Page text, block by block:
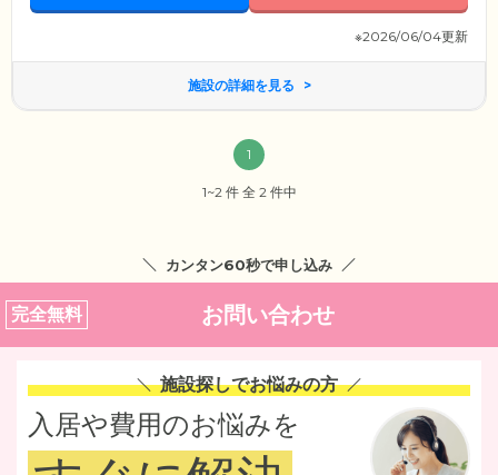
※2026/06/04更新
施設の詳細を見る
1
1~2 件 全 2 件中
カンタン60秒で申し込み
完全無料 お問い合わせ
施設探しでお悩みの方
入居や費用のお悩みを